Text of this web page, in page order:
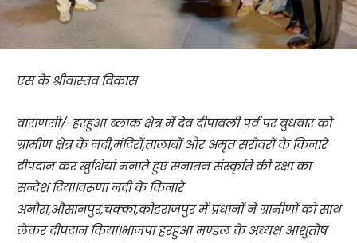
एस के श्रीवास्तव विकास
वाराणसी/-हरहुआ ब्लाक क्षेत्र में देव दीपावली पर्व पर बुधवार को
ग्रामीण क्षेत्र के नदी,मंदिरों,तालाबों और अमृत सरोवरों के किनारे
दीपदान कर खुशियां मनाते हुए सनातन संस्कृति की रक्षा का
सन्देश दिया।वरूणा नदी के किनारे
अनौरा,औसानपुर,चक्का,कोइराजपुर में प्रधानों ने ग्रामीणों को साथ
लेकर दीपदान किया।भाजपा हरहुआ मण्डल के अध्यक्ष आशुतोष